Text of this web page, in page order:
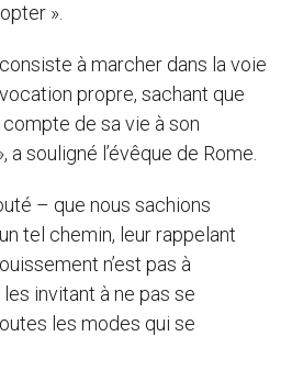
».
à marcher dans la voie
propre, sachant que
de sa vie à son
a souligné l’évêque de Rome.
– que nous sachions
tel chemin, leur rappelant
n’est pas à
invitant à ne pas se
les modes qui se